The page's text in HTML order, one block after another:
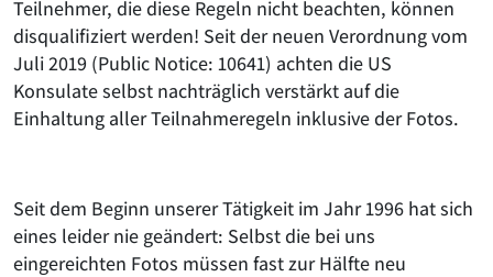
Teilnehmer, die diese Regeln nicht beachten, können
disqualifiziert werden! Seit der neuen Verordnung vom
Juli 2019 (Public Notice: 10641) achten die US
Konsulate selbst nachträglich verstärkt auf die
Einhaltung aller Teilnahmeregeln inklusive der Fotos.
Seit dem Beginn unserer Tätigkeit im Jahr 1996 hat sich
eines leider nie geändert: Selbst die bei uns
eingereichten Fotos müssen fast zur Hälfte neu